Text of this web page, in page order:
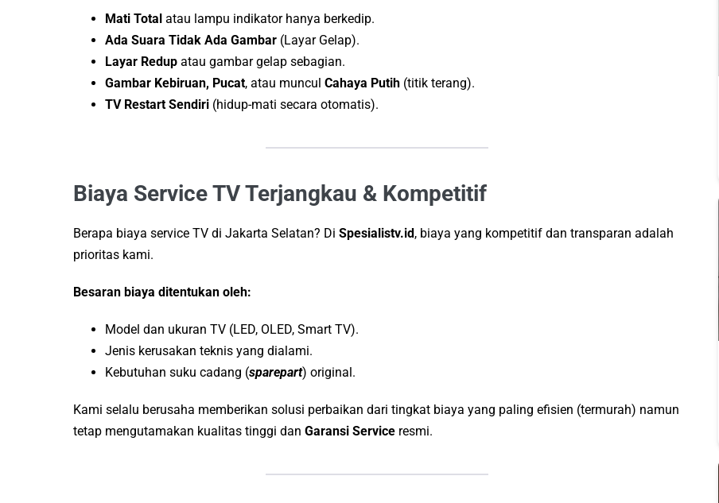
Mati Total atau lampu indikator hanya berkedip.
Ada Suara Tidak Ada Gambar (Layar Gelap).
Layar Redup atau gambar gelap sebagian.
Gambar Kebiruan, Pucat, atau muncul Cahaya Putih (titik terang).
TV Restart Sendiri (hidup-mati secara otomatis).
Biaya Service TV Terjangkau & Kompetitif
Berapa biaya service TV di Jakarta Selatan? Di Spesialistv.id, biaya yang kompetitif dan transparan adalah
prioritas kami.
Besaran biaya ditentukan oleh:
Model dan ukuran TV (LED, OLED, Smart TV).
Jenis kerusakan teknis yang dialami.
Kebutuhan suku cadang (sparepart) original.
Kami selalu berusaha memberikan solusi perbaikan dari tingkat biaya yang paling efisien (termurah) namun
tetap mengutamakan kualitas tinggi dan Garansi Service resmi.